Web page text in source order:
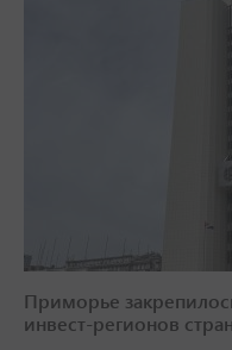
Приморье
инвест-регионов